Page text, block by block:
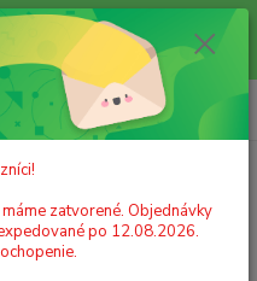
máme zatvorené.
expedované po 12.08.2026.
Ledvanes.sk
za0,00 EUR
zatvorené. Objednávky
po 12.08.2026.